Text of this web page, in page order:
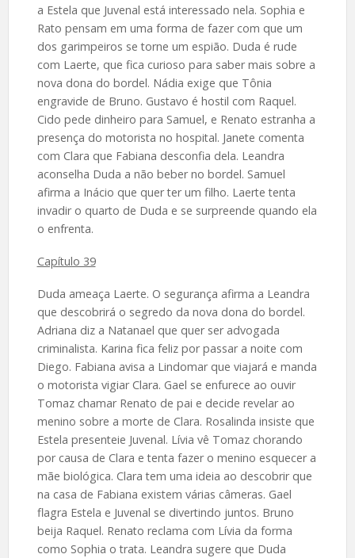
a Estela que Juvenal está interessado nela. Sophia e
Rato pensam em uma forma de fazer com que um
dos garimpeiros se torne um espião. Duda é rude
com Laerte, que fica curioso para saber mais sobre a
nova dona do bordel. Nádia exige que Tônia
engravide de Bruno. Gustavo é hostil com Raquel.
Cido pede dinheiro para Samuel, e Renato estranha a
presença do motorista no hospital. Janete comenta
com Clara que Fabiana desconfia dela. Leandra
aconselha Duda a não beber no bordel. Samuel
afirma a Inácio que quer ter um filho. Laerte tenta
invadir o quarto de Duda e se surpreende quando ela
o enfrenta.
Capítulo 39
Duda ameaça Laerte. O segurança afirma a Leandra
que descobrirá o segredo da nova dona do bordel.
Adriana diz a Natanael que quer ser advogada
criminalista. Karina fica feliz por passar a noite com
Diego. Fabiana avisa a Lindomar que viajará e manda
o motorista vigiar Clara. Gael se enfurece ao ouvir
Tomaz chamar Renato de pai e decide revelar ao
menino sobre a morte de Clara. Rosalinda insiste que
Estela presenteie Juvenal. Lívia vê Tomaz chorando
por causa de Clara e tenta fazer o menino esquecer a
mãe biológica. Clara tem uma ideia ao descobrir que
na casa de Fabiana existem várias câmeras. Gael
flagra Estela e Juvenal se divertindo juntos. Bruno
beija Raquel. Renato reclama com Lívia da forma
como Sophia o trata. Leandra sugere que Duda